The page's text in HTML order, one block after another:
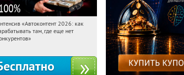
%
17:27:27 Получили:
«Автоконтент 2026: как
там, где еще нет